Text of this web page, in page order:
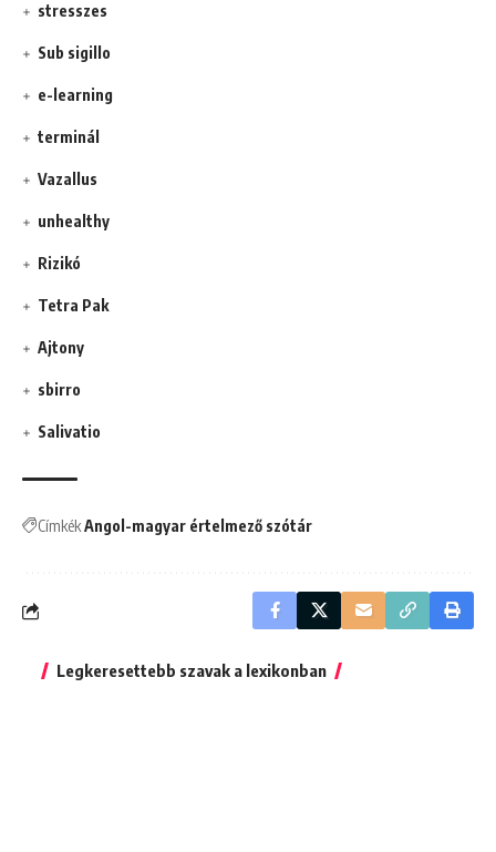
stresszes
Sub sigillo
e-learning
terminál
Vazallus
unhealthy
Rizikó
Tetra Pak
Ajtony
sbirro
Salivatio
CímkékAngol-magyar értelmező szótár
Legkeresettebb szavak a lexikonban